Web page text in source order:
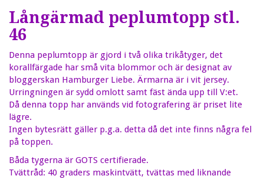
Långärmad peplumtopp stl.
46
Denna peplumtopp är gjord i två olika trikåtyger, det
korallfärgade har små vita blommor och är designat av
bloggerskan Hamburger Liebe. Ärmarna är i vit jersey.
Urringningen är sydd omlott samt fäst ända upp till V:et.
Då denna topp har används vid fotografering är priset lite
lägre.
Ingen bytesrätt gäller p.g.a. detta då det inte finns några fel
på toppen.
Båda tygerna är GOTS certifierade.
Tvättråd: 40 graders maskintvätt, tvättas med liknande